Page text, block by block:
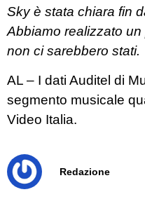
Sky è stata chiara fin
Abbiamo realizzato
non ci sarebbero stati.
AL – I dati Auditel di
segmento musicale
Video Italia.
Redazione